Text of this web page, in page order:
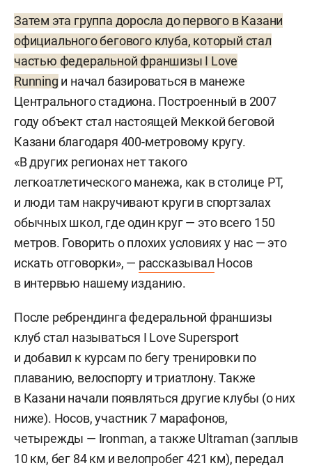
Затем эта группа доросла до первого в Казани
официального бегового клуба, который стал
частью федеральной франшизы I Love
Running и начал базироваться в манеже
Центрального стадиона. Построенный в 2007
году объект стал настоящей Меккой беговой
Казани благодаря 400-метровому кругу.
«В других регионах нет такого
легкоатлетического манежа, как в столице РТ,
и люди там накручивают круги в спортзалах
обычных школ, где один круг — это всего 150
метров. Говорить о плохих условиях у нас — это
искать отговорки», — рассказывал Носов
в интервью нашему изданию.
После ребрендинга федеральной франшизы
клуб стал называться I Love Supersport
и добавил к курсам по бегу тренировки по
плаванию, велоспорту и триатлону. Также
в Казани начали появляться другие клубы (о них
ниже). Носов, участник 7 марафонов,
четырежды — Ironman, а также Ultraman (заплыв
10 км, бег 84 км и велопробег 421 км), передал